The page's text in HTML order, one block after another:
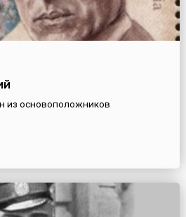
из основоположников